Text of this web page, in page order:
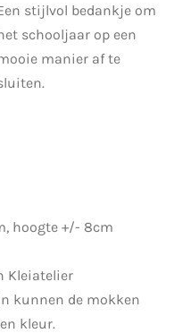
stijlvol bedankje om
schooljaar op een
manier af te
hoogte +/- 8cm
Kleiatelier
kunnen de mokken
kleur.